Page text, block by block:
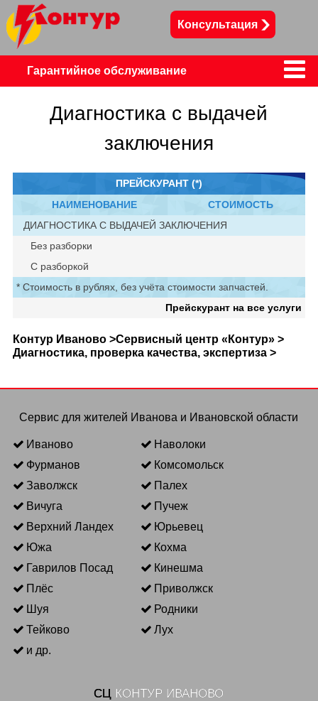
Консультация
Гарантийное обслуживание
Телефоны, смартфоны, планшеты
Холодильники
Сервисный
Диагностика с выдачей
заключения
ПРЕЙСКУРАНТ (*)
НАИМЕНОВАНИЕ
СТОИМОСТЬ
ДИАГНОСТИКА С ВЫДАЧЕЙ ЗАКЛЮЧЕНИЯ
Без разборки
С разборкой
* Стоимость в рублях, без учёта стоимости запчастей.
Прейскурант на все услуги
Контур Иваново >Сервисный центр «Контур» >
Диагностика, проверка качества, экспертиза >
Сервис для жителей Иванова и Ивановской области
Иваново
Наволоки
Фурманов
Комсомольск
Заволжск
Палех
Вичуга
Пучеж
Верхний Ландех
Юрьевец
Южа
Кохма
Гаврилов Посад
Кинешма
Плёс
Приволжск
Шуя
Родники
Тейково
Лух
и др.
СЦ КОНТУР ИВАНОВО